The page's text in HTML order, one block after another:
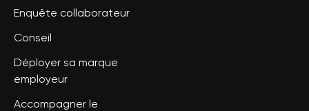
Enquête collaborateur
Conseil
Déployer sa marque
employeur
Accompagner le